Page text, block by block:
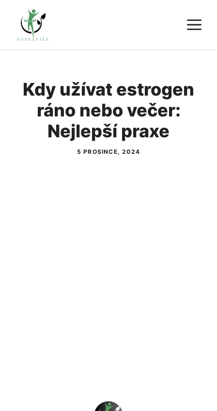
Přeskočit
obsah
Kdy užívat estrogen
ráno nebo večer:
Nejlepší praxe
5 PROSINCE, 2024